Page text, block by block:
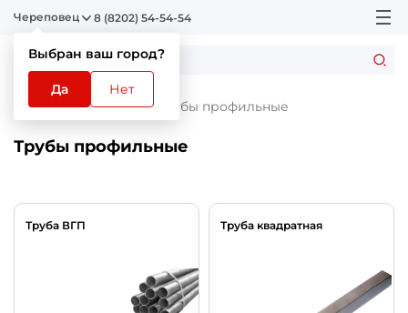
Череповец
Выбран ваш город?
Да Нет
8 (8202) 54-54-54
Главная Каталог Трубы профильные
Трубы профильные
Труба ВГП Труба квадратная